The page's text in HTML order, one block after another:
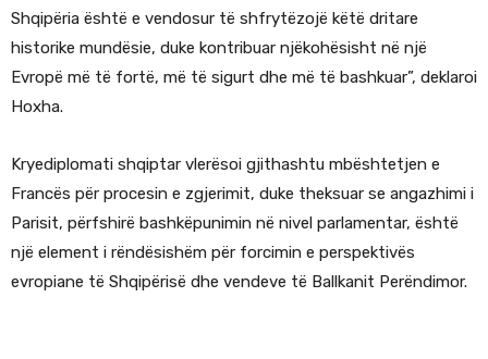
Shqipëria është e vendosur të shfrytëzojë këtë dritare
historike mundësie, duke kontribuar njëkohësisht në një
Evropë më të fortë, më të sigurt dhe më të bashkuar”, deklaroi
Hoxha.
Kryediplomati shqiptar vlerësoi gjithashtu mbështetjen e
Francës për procesin e zgjerimit, duke theksuar se angazhimi i
Parisit, përfshirë bashkëpunimin në nivel parlamentar, është
një element i rëndësishëm për forcimin e perspektivës
evropiane të Shqipërisë dhe vendeve të Ballkanit Perëndimor.